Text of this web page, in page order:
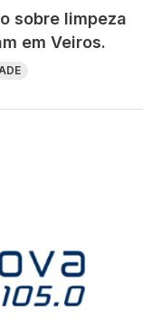
sobre limpeza
em Veiros.